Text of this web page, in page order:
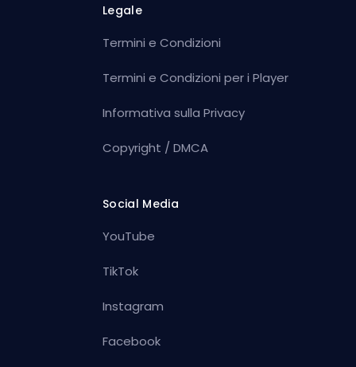
Legale
Termini e Condizioni
Termini e Condizioni per i Player
Informativa sulla Privacy
Copyright / DMCA
Social Media
YouTube
TikTok
Instagram
Facebook